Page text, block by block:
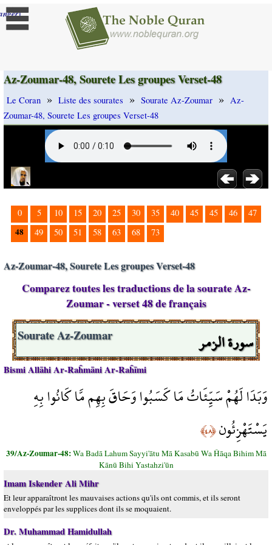
]
Az-Zoumar-48, Sourete Les groupes Verset-48
Le Coran » Liste des sourates » Sourate Az-Zoumar » Az-
Zoumar-48, Sourete Les groupes Verset-48
0 5 10 15 20 25 30 35 40 45 45 46 47
48 49 50 51 58 63 68 73
Az-Zoumar-48, Sourete Les groupes Verset-48
Comparez toutes les traductions de la sourate Az-
Zoumar - verset 48 de français
سورة الزمر Sourate Az-Zoumar
Bismi Allāhi Ar-Raĥmāni Ar-Raĥīmi
وَبَدَا لَهُمْ سَيِّئَاتُ مَا كَسَبُوا وَحَاقَ بِهِم مَّا كَانُوا بِهِ
يَسْتَهْزِئُون﴿٤٨﴾
39/Az-Zoumar-48:Wa Badā Lahum Sayyi'ātu Mā Kasabū Wa Ĥāqa Bihim Mā
Kānū Bihi Yastahzi'ūn
Imam Iskender Ali Mihr
Et leur apparaîtront les mauvaises actions qu'ils ont commis, et ils seront
enveloppés par les supplices dont ils se moquaient.
Dr. Muhammad Hamidullah